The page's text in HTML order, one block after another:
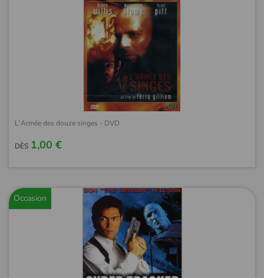
L'Armée des douze singes - DVD
DÈS 1,00 €
Occasion